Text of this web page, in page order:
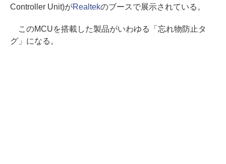
Controller Unit)がRealtekのブースで展示されている。
このMCUを搭載した製品がいわゆる「忘れ物防止タ
グ」になる。